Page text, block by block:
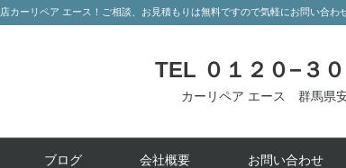
ーリペア エース！ご相談、お見積もりは無料ですので気軽にお問い合わ
TEL ０１２０−３
カーリペア エース 群馬県
ブログ 会社概要 お問い合わせ